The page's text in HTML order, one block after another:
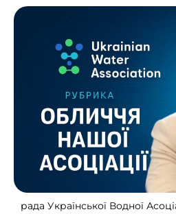
рада Української Водної